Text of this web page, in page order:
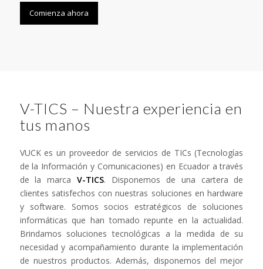
Comienza ahora
V-TICS – Nuestra experiencia en
tus manos
VUCK es un proveedor de servicios de TICs (Tecnologías
de la Información y Comunicaciones) en Ecuador a través
de la marcaV-TICS. Disponemos de una cartera de
clientes satisfechos con nuestras soluciones en hardware
y software. Somos socios estratégicos de soluciones
informáticas que han tomado repunte en la actualidad.
Brindamos soluciones tecnológicas a la medida de su
necesidad y acompañamiento durante la implementación
de nuestros productos. Además, disponemos del mejor